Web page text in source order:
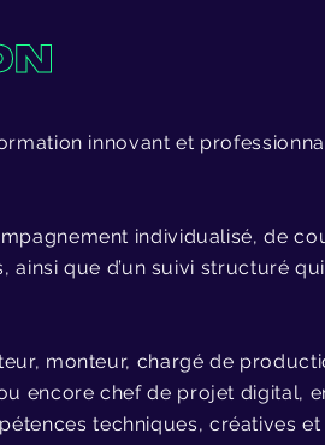
innovant et
individualisé, de
ainsi que d’un suivi structuré
monteur, chargé de
encore chef de projet digital,
techniques, créatives
POURQUOI CHOISIR
L’ECITV ?
de nos étudiants placés
en alternance